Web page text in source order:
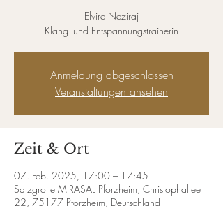
Elvire Neziraj
Klang- und Entspannungstrainerin
Anmeldung abgeschlossen
Veranstaltungen ansehen
Zeit & Ort
07. Feb. 2025, 17:00 – 17:45
Salzgrotte MIRASAL Pforzheim, Christophallee
22, 75177 Pforzheim, Deutschland